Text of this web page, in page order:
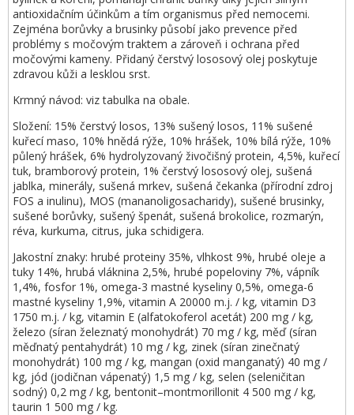
antioxidačním účinkům a tím organismus před nemocemi.
Zejména borůvky a brusinky působí jako prevence před
problémy s močovým traktem a zároveň i ochrana před
močovými kameny. Přidaný čerstvý lososový olej poskytuje
zdravou kůži a lesklou srst.
Krmný návod: viz tabulka na obale.
Složení: 15% čerstvý losos, 13% sušený losos, 11% sušené
kuřecí maso, 10% hnědá rýže, 10% hrášek, 10% bílá rýže, 10%
půlený hrášek, 6% hydrolyzovaný živočišný protein, 4,5%, kuřecí
tuk, bramborový protein, 1% čerstvý lososový olej, sušená
jablka, minerály, sušená mrkev, sušená čekanka (přírodní zdroj
FOS a inulinu), MOS (mananoligosacharidy), sušené brusinky,
sušené borůvky, sušený špenát, sušená brokolice, rozmarýn,
réva, kurkuma, citrus, juka schidigera.
Jakostní znaky: hrubé proteiny 35%, vlhkost 9%, hrubé oleje a
tuky 14%, hrubá vláknina 2,5%, hrubé popeloviny 7%, vápník
1,4%, fosfor 1%, omega-3 mastné kyseliny 0,5%, omega-6
mastné kyseliny 1,9%, vitamin A 20000 m.j. / kg, vitamin D3
1750 m.j. / kg, vitamin E (alfatokoferol acetát) 200 mg / kg,
železo (síran železnatý monohydrát) 70 mg / kg, měď (síran
měďnatý pentahydrát) 10 mg / kg, zinek (síran zinečnatý
monohydrát) 100 mg / kg, mangan (oxid manganatý) 40 mg /
kg, jód (jodičnan vápenatý) 1,5 mg / kg, selen (seleničitan
sodný) 0,2 mg / kg, bentonit–montmorillonit 4 500 mg / kg,
taurin 1 500 mg / kg.